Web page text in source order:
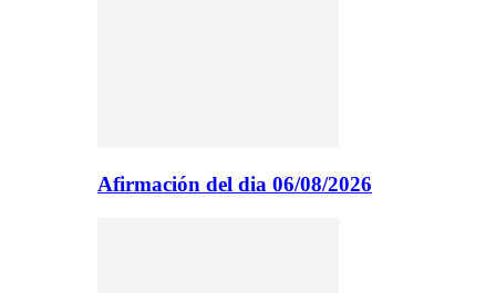
Afirmación del dia 06/08/2026